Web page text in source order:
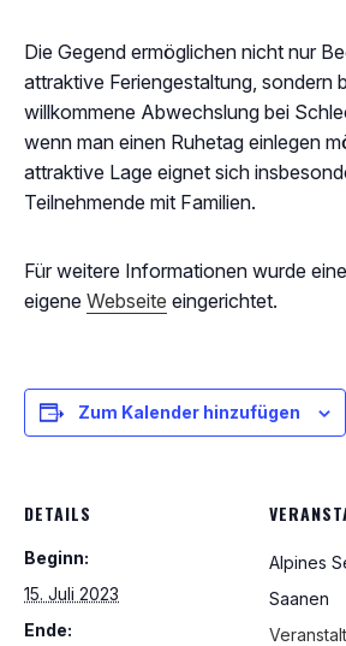
Die Gegend ermöglichen nicht nur
attraktive Feriengestaltung, sondern
willkommene Abwechslung bei
wenn man einen Ruhetag einlegen
attraktive Lage eignet sich
Teilnehmende mit Familien.
Für weitere Informationen wurde eine
eigene Webseite eingerichtet.
Zum Kalender hinzufügen
DETAILS
Beginn:
15. Juli 2023
Ende:
Alpines
Saanen